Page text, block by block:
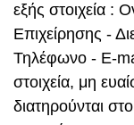
εξής στοιχεία :
Επιχείρησης -
Τηλέφωνο - E-
στοιχεία, μη
διατηρούνται